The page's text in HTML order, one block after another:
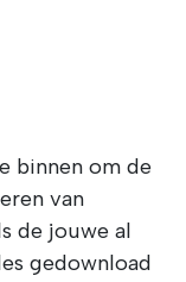
binnen om de
van
de jouwe al
gedownload